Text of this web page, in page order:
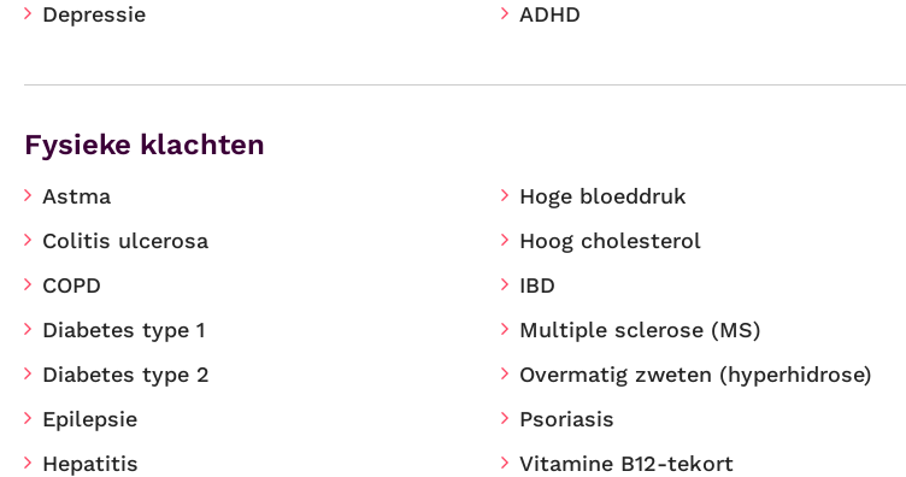
Depressie ADHD
Fysieke klachten
Astma
Colitis ulcerosa
COPD
Diabetes type 1
Diabetes type 2
Epilepsie
Hepatitis
Hoge bloeddruk
Hoog cholesterol
IBD
Multiple sclerose (MS)
Overmatig zweten (hyperhidrose)
Psoriasis
Vitamine B12-tekort